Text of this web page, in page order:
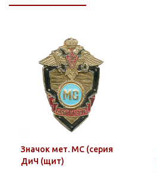
Значок мет. МС (серия
ДиЧ (щит)